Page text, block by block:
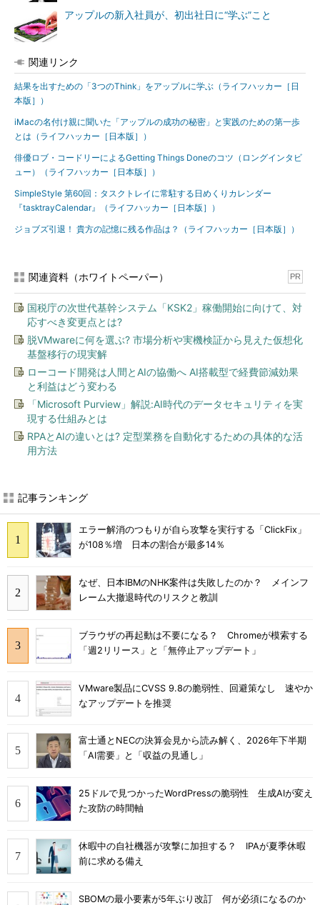
アップルの新入社員が、初出社日に“学ぶ”こと
関連リンク
結果を出すための「3つのThink」をアップルに学ぶ（ライフハッカー［日
本版］）
iMacの名付け親に聞いた「アップルの成功の秘密」と実践のための第一歩
とは（ライフハッカー［日本版］）
俳優ロブ・コードリーによるGetting Things Doneのコツ（ロングインタビ
ュー）（ライフハッカー［日本版］）
SimpleStyle 第60回：タスクトレイに常駐する日めくりカレンダー
『tasktrayCalendar』（ライフハッカー［日本版］）
ジョブズ引退！ 貴方の記憶に残る作品は？（ライフハッカー［日本版］）
関連資料（ホワイトペーパー） PR
国税庁の次世代基幹システム「KSK2」稼働開始に向けて、対
応すべき変更点とは?
脱VMwareに何を選ぶ? 市場分析や実機検証から見えた仮想化
基盤移行の現実解
ローコード開発は人間とAIの協働へ AI搭載型で経費節減効果
と利益はどう変わる
「Microsoft Purview」解説:AI時代のデータセキュリティを実
現する仕組みとは
RPAとAIの違いとは? 定型業務を自動化するための具体的な活
用方法
記事ランキング
エラー解消のつもりが自ら攻撃を実行する「ClickFix」
が108％増 日本の割合が最多14％
なぜ、日本IBMのNHK案件は失敗したのか？ メインフ
レーム大撤退時代のリスクと教訓
ブラウザの再起動は不要になる？ Chromeが模索する
「週2リリース」と「無停止アップデート」
VMware製品にCVSS 9.8の脆弱性、回避策なし 速やか
なアップデートを推奨
富士通とNECの決算会見から読み解く、2026年下半期
「AI需要」と「収益の見通し」
25ドルで見つかったWordPressの脆弱性 生成AIが変え
た攻防の時間軸
休暇中の自社機器が攻撃に加担する？ IPAが夏季休暇
前に求める備え
SBOMの最小要素が5年ぶり改訂 何が必須になるのか